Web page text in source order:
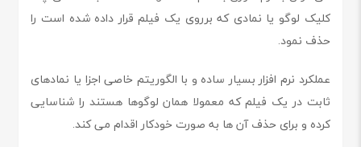
کلیک لوگو یا نمادی که برروی یک فیلم قرار داده شده است را
حذف نمود.
عملکرد نرم افزار بسیار ساده و با الگوریتم خاصی اجزا یا نمادهای
ثابت در یک فیلم که معمولا همان لوگوها هستند را شناسایی
کرده و برای حذف آن ها به صورت خودکار اقدام می کند.